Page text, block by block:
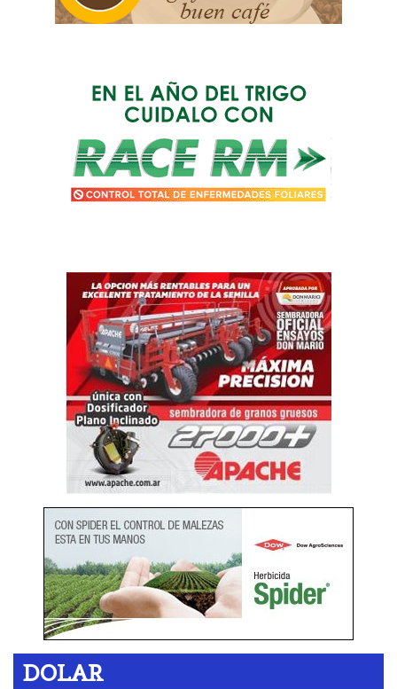
DOLAR